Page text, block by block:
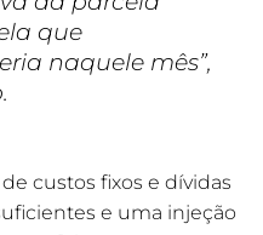
que
naquele mês”,
custos fixos e dívidas
e uma injeção